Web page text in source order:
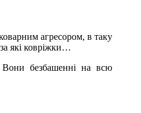
агресором, в таку
які ковріжки…
безбашенні на всю